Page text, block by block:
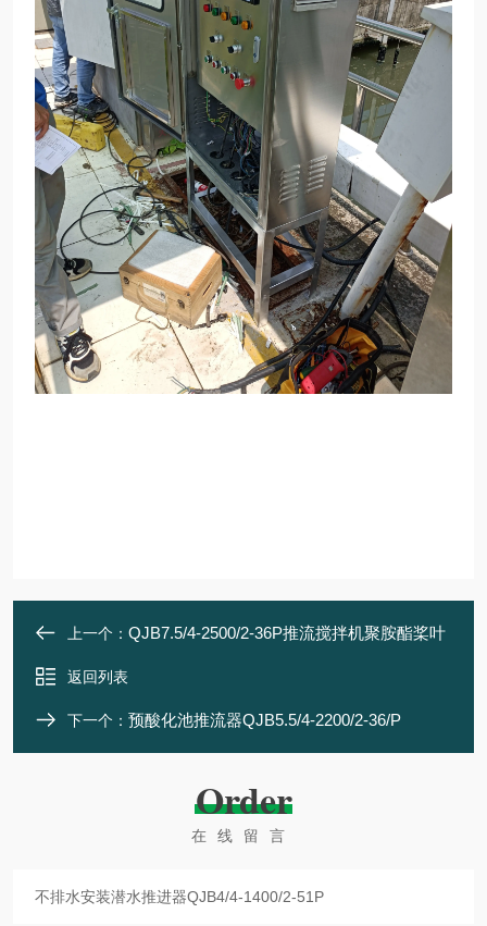
上一个： QJB7.5/4-2500/2-36P推流搅拌机聚胺酯桨叶
返回列表
下一个： 预酸化池推流器QJB5.5/4-2200/2-36/P
Order
在线留言